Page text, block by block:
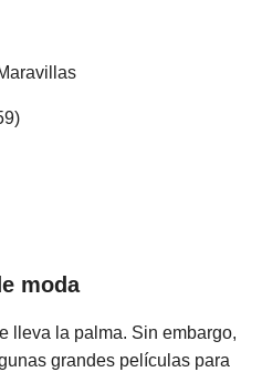
moda
lleva la palma. Sin embargo,
grandes películas para